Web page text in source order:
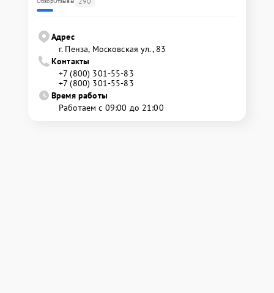
Адрес
г. Пенза, Московская ул., 83
Контакты
+7 (800) 301-55-83
+7 (800) 301-55-83
Время работы
Работаем с 09:00 до 21:00